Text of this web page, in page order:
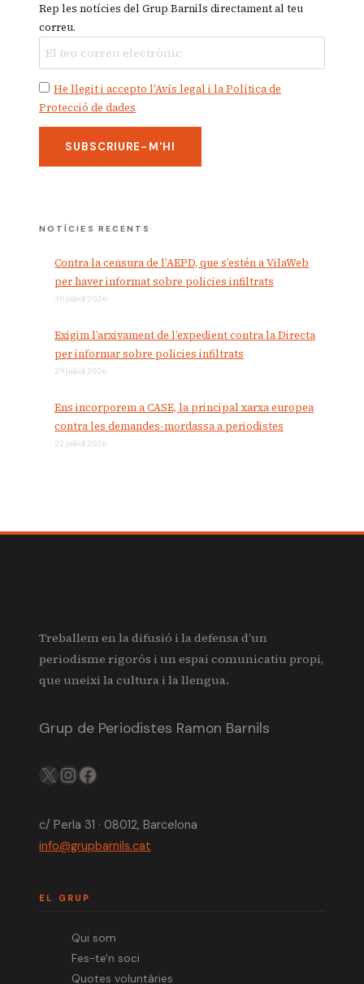
Rep les notícies del Grup Barnils directament al teu
correu.
He llegit i accepto l'Avís legal i la Política de
Protecció de dades
NOTÍCIES RECENTS
Contra la censura de l’AEPD, que s’estén a VilaWeb
per haver informat sobre policies infiltrats
30 juliol 2026
Exigim l’arxivament de l’expedient contra la Directa
per informar sobre policies infiltrats
29 juliol 2026
Ens incorporem a CASE, la principal xarxa europea
contra les demandes-mordassa a periodistes
22 juliol 2026
Treballem en la difusió i la defensa d’un
periodisme rigorós i un espai comunicatiu propi,
que uneixi la cultura i la llengua.
Grup de Periodistes Ramon Barnils
X IGFB
c/ Perla 31 · 08012, Barcelona
info@grupbarnils.cat
EL GRUP
Qui som
Fes-te'n soci
Quotes voluntàries